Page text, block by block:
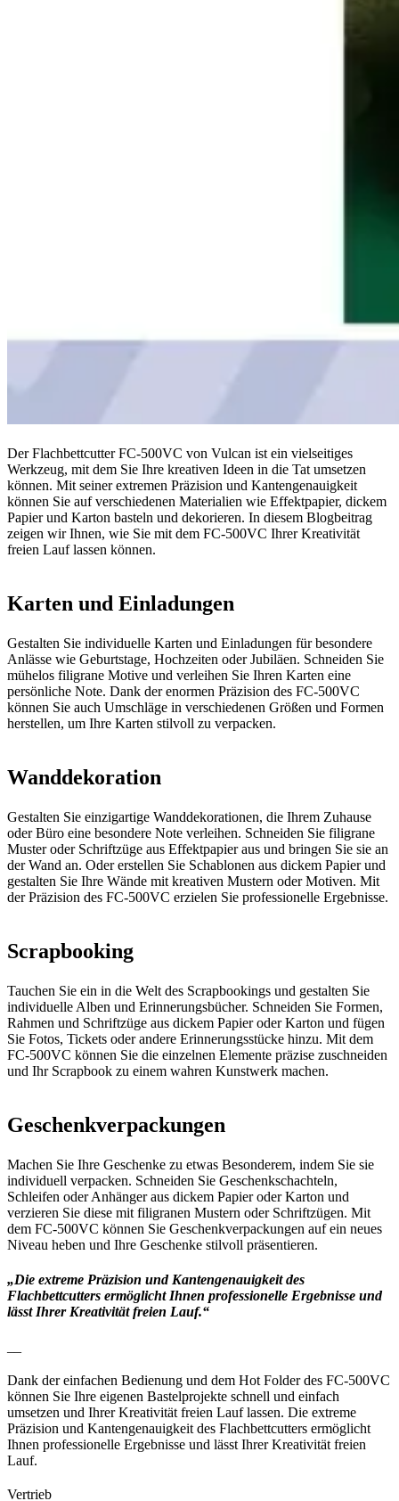
Der Flachbettcutter FC-500VC von Vulcan ist ein vielseitiges
Werkzeug, mit dem Sie Ihre kreativen Ideen in die Tat umsetzen
können. Mit seiner extremen Präzision und Kantengenauigkeit
können Sie auf verschiedenen Materialien wie Effektpapier, dickem
Papier und Karton basteln und dekorieren. In diesem Blogbeitrag
zeigen wir Ihnen, wie Sie mit dem FC-500VC Ihrer Kreativität
freien Lauf lassen können.
Karten und Einladungen
Gestalten Sie individuelle Karten und Einladungen für besondere
Anlässe wie Geburtstage, Hochzeiten oder Jubiläen. Schneiden Sie
mühelos filigrane Motive und verleihen Sie Ihren Karten eine
persönliche Note. Dank der enormen Präzision des FC-500VC
können Sie auch Umschläge in verschiedenen Größen und Formen
herstellen, um Ihre Karten stilvoll zu verpacken.
Wanddekoration
Gestalten Sie einzigartige Wanddekorationen, die Ihrem Zuhause
oder Büro eine besondere Note verleihen. Schneiden Sie filigrane
Muster oder Schriftzüge aus Effektpapier aus und bringen Sie sie an
der Wand an. Oder erstellen Sie Schablonen aus dickem Papier und
gestalten Sie Ihre Wände mit kreativen Mustern oder Motiven. Mit
der Präzision des FC-500VC erzielen Sie professionelle Ergebnisse.
Scrapbooking
Tauchen Sie ein in die Welt des Scrapbookings und gestalten Sie
individuelle Alben und Erinnerungsbücher. Schneiden Sie Formen,
Rahmen und Schriftzüge aus dickem Papier oder Karton und fügen
Sie Fotos, Tickets oder andere Erinnerungsstücke hinzu. Mit dem
FC-500VC können Sie die einzelnen Elemente präzise zuschneiden
und Ihr Scrapbook zu einem wahren Kunstwerk machen.
Geschenkverpackungen
Machen Sie Ihre Geschenke zu etwas Besonderem, indem Sie sie
individuell verpacken. Schneiden Sie Geschenkschachteln,
Schleifen oder Anhänger aus dickem Papier oder Karton und
verzieren Sie diese mit filigranen Mustern oder Schriftzügen. Mit
dem FC-500VC können Sie Geschenkverpackungen auf ein neues
Niveau heben und Ihre Geschenke stilvoll präsentieren.
„Die extreme Präzision und Kantengenauigkeit des
Flachbettcutters ermöglicht Ihnen professionelle Ergebnisse und
lässt Ihrer Kreativität freien Lauf.“
Dank der einfachen Bedienung und dem Hot Folder des FC-500VC
können Sie Ihre eigenen Bastelprojekte schnell und einfach
umsetzen und Ihrer Kreativität freien Lauf lassen. Die extreme
Präzision und Kantengenauigkeit des Flachbettcutters ermöglicht
Ihnen professionelle Ergebnisse und lässt Ihrer Kreativität freien
Lauf.
Vertrieb